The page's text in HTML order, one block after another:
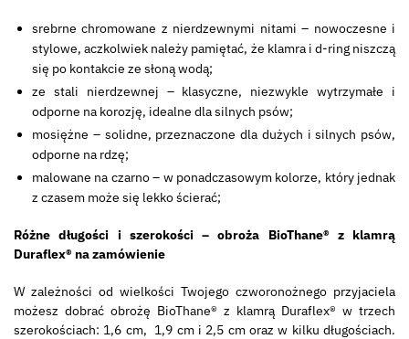
srebrne chromowane z nierdzewnymi nitami – nowoczesne i
stylowe, aczkolwiek należy pamiętać, że klamra i d-ring niszczą
się po kontakcie ze słoną wodą;
ze stali nierdzewnej – klasyczne, niezwykle wytrzymałe i
odporne na korozję, idealne dla silnych psów;
mosiężne – solidne, przeznaczone dla dużych i silnych psów,
odporne na rdzę;
malowane na czarno – w ponadczasowym kolorze, który jednak
z czasem może się lekko ścierać;
Różne długości i szerokości – obroża BioThane® z klamrą
Duraflex® na zamówienie
W zależności od wielkości Twojego czworonożnego przyjaciela
możesz dobrać obrożę BioThane® z klamrą Duraflex® w trzech
szerokościach: 1,6 cm, 1,9 cm i 2,5 cm oraz w kilku długościach.